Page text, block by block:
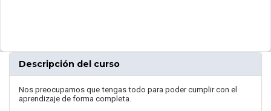
Descripción del curso
Nos preocupamos que tengas todo para poder cumplir con el
aprendizaje de forma completa.